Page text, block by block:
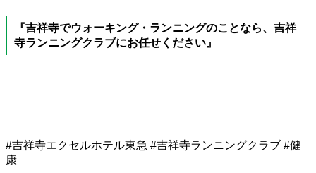
『吉祥寺でウォーキング・ランニングのことなら、吉祥
寺ランニングクラブにお任せください』
#吉祥寺エクセルホテル東急 #吉祥寺ランニングクラブ #健
康